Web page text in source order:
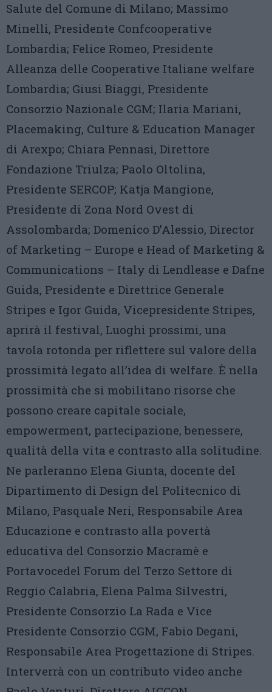
Salute del Comune di Milano; Massimo
Minelli, Presidente Confcooperative
Lombardia; Felice Romeo, Presidente
Alleanza delle Cooperative Italiane welfare
Lombardia; Giusi Biaggi, Presidente
Consorzio Nazionale CGM; Ilaria Mariani,
Placemaking, Culture & Education Manager
di Arexpo; Chiara Pennasi, Direttore
Fondazione Triulza; Paolo Oltolina,
Presidente SERCOP; Katja Mangione,
Presidente di Zona Nord Ovest di
Assolombarda; Domenico D’Alessio, Director
of Marketing – Europe e Head of Marketing &
Communications – Italy di Lendlease e Dafne
Guida, Presidente e Direttrice Generale
Stripes e Igor Guida, Vicepresidente Stripes,
aprirà il festival, Luoghi prossimi, una
tavola rotonda per riflettere sul valore della
prossimità legato all’idea di welfare. È nella
prossimità che si mobilitano risorse che
possono creare capitale sociale,
empowerment, partecipazione, benessere,
qualità della vita e contrasto alla solitudine.
Ne parleranno Elena Giunta, docente del
Dipartimento di Design del Politecnico di
Milano, Pasquale Neri, Responsabile Area
Educazione e contrasto alla povertà
educativa del Consorzio Macramè e
Portavocedel Forum del Terzo Settore di
Reggio Calabria, Elena Palma Silvestri,
Presidente Consorzio La Rada e Vice
Presidente Consorzio CGM, Fabio Degani,
Responsabile Area Progettazione di Stripes.
Interverrà con un contributo video anche